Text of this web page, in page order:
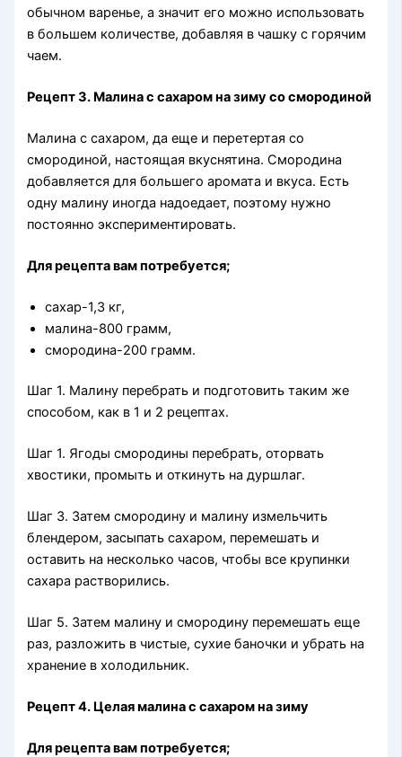
обычном варенье, а значит его можно использовать
в большем количестве, добавляя в чашку с горячим
чаем.
Рецепт 3. Малина с сахаром на зиму со смородиной
Малина с сахаром, да еще и перетертая со
смородиной, настоящая вкуснятина. Смородина
добавляется для большего аромата и вкуса. Есть
одну малину иногда надоедает, поэтому нужно
постоянно экспериментировать.
Для рецепта вам потребуется;
сахар-1,3 кг,
малина-800 грамм,
смородина-200 грамм.
Шаг 1. Малину перебрать и подготовить таким же
способом, как в 1 и 2 рецептах.
Шаг 1. Ягоды смородины перебрать, оторвать
хвостики, промыть и откинуть на дуршлаг.
Шаг 3. Затем смородину и малину измельчить
блендером, засыпать сахаром, перемешать и
оставить на несколько часов, чтобы все крупинки
сахара растворились.
Шаг 5. Затем малину и смородину перемешать еще
раз, разложить в чистые, сухие баночки и убрать на
хранение в холодильник.
Рецепт 4. Целая малина с сахаром на зиму
Для рецепта вам потребуется;